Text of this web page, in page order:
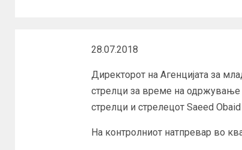
28.07.2018
Директорот на Агенцијата за
стрелци за време на одржување
стрелци и стрелецот Saeed
На контролниот натпревар во